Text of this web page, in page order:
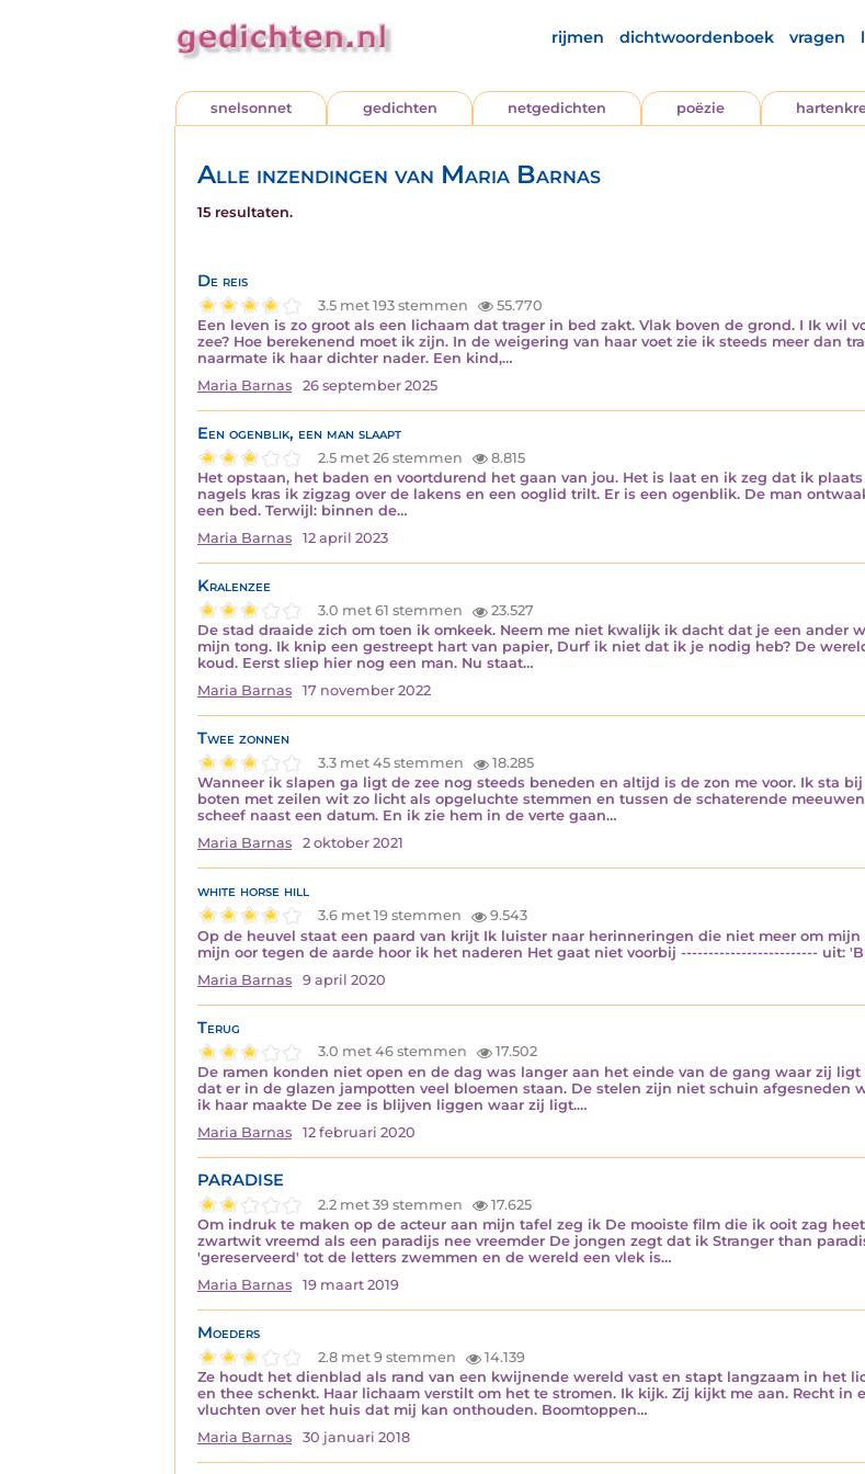
rijmen dichtwoordenboek vragen
snelsonnet gedichten netgedichten poëzie
Alle inzendingen van Maria Barnas
15 resultaten.
De reis
3.5 met 193 stemmen
55.770
Een leven is zo groot als een lichaam dat trager in bed zakt. Vlak boven de grond. I Ik wil
zee? Hoe berekenend moet ik zijn. In de weigering van haar voet zie ik steeds meer dan
naarmate ik haar dichter nader. Een kind,…
Maria Barnas
26 september 2025
Een ogenblik, een man slaapt
2.5 met 26 stemmen
8.815
Het opstaan, het baden en voortdurend het gaan van jou. Het is laat en ik zeg dat ik
nagels kras ik zigzag over de lakens en een ooglid trilt. Er is een ogenblik. De man
een bed. Terwijl: binnen de…
Maria Barnas
12 april 2023
Kralenzee
3.0 met 61 stemmen
23.527
De stad draaide zich om toen ik omkeek. Neem me niet kwalijk ik dacht dat je een ander
mijn tong. Ik knip een gestreept hart van papier, Durf ik niet dat ik je nodig heb? De
koud. Eerst sliep hier nog een man. Nu staat…
Maria Barnas
17 november 2022
Twee zonnen
3.3 met 45 stemmen
18.285
Wanneer ik slapen ga ligt de zee nog steeds beneden en altijd is de zon me voor. Ik sta
boten met zeilen wit zo licht als opgeluchte stemmen en tussen de schaterende
scheef naast een datum. En ik zie hem in de verte gaan…
Maria Barnas
2 oktober 2021
white horse hill
3.6 met 19 stemmen
9.543
Op de heuvel staat een paard van krijt Ik luister naar herinneringen die niet meer om
mijn oor tegen de aarde hoor ik het naderen Het gaat niet voorbij ------------------------- uit:
Maria Barnas
9 april 2020
Terug
3.0 met 46 stemmen
17.502
De ramen konden niet open en de dag was langer aan het einde van de gang waar zij
dat er in de glazen jampotten veel bloemen staan. De stelen zijn niet schuin afgesneden
ik haar maakte De zee is blijven liggen waar zij ligt.…
Maria Barnas
12 februari 2020
PARADISE
2.2 met 39 stemmen
17.625
Om indruk te maken op de acteur aan mijn tafel zeg ik De mooiste film die ik ooit zag
zwartwit vreemd als een paradijs nee vreemder De jongen zegt dat ik Stranger than
'gereserveerd' tot de letters zwemmen en de wereld een vlek is…
Maria Barnas
19 maart 2019
Moeders
2.8 met 9 stemmen
14.139
Ze houdt het dienblad als rand van een kwijnende wereld vast en stapt langzaam in het
en thee schenkt. Haar lichaam verstilt om het te stromen. Ik kijk. Zij kijkt me aan. Recht
vluchten over het huis dat mij kan onthouden. Boomtoppen…
Maria Barnas
30 januari 2018